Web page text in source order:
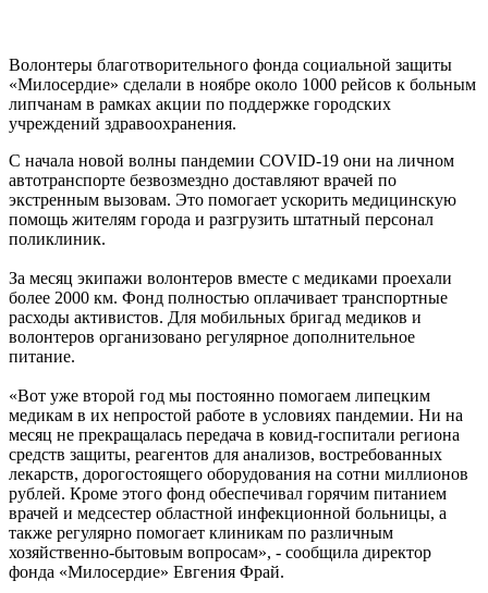
Волонтеры благотворительного фонда социальной защиты
«Милосердие» сделали в ноябре около 1000 рейсов к больным
липчанам в рамках акции по поддержке городских
учреждений здравоохранения.
С начала новой волны пандемии COVID-19 они на личном
автотранспорте безвозмездно доставляют врачей по
экстренным вызовам. Это помогает ускорить медицинскую
помощь жителям города и разгрузить штатный персонал
поликлиник.
За месяц экипажи волонтеров вместе с медиками проехали
более 2000 км. Фонд полностью оплачивает транспортные
расходы активистов. Для мобильных бригад медиков и
волонтеров организовано регулярное дополнительное
питание.
«Вот уже второй год мы постоянно помогаем липецким
медикам в их непростой работе в условиях пандемии. Ни на
месяц не прекращалась передача в ковид-госпитали региона
средств защиты, реагентов для анализов, востребованных
лекарств, дорогостоящего оборудования на сотни миллионов
рублей. Кроме этого фонд обеспечивал горячим питанием
врачей и медсестер областной инфекционной больницы, а
также регулярно помогает клиникам по различным
хозяйственно-бытовым вопросам», - сообщила директор
фонда «Милосердие» Евгения Фрай.